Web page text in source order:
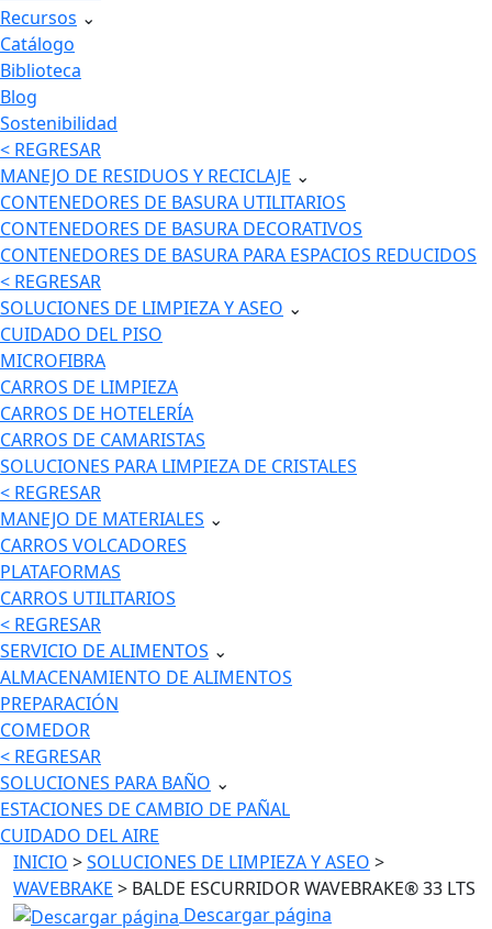
Recursos ⌄
Catálogo
Biblioteca
Blog
Sostenibilidad
< REGRESAR
MANEJO DE RESIDUOS Y RECICLAJE ⌄
CONTENEDORES DE BASURA UTILITARIOS
CONTENEDORES DE BASURA DECORATIVOS
CONTENEDORES DE BASURA PARA ESPACIOS REDUCIDOS
< REGRESAR
SOLUCIONES DE LIMPIEZA Y ASEO ⌄
CUIDADO DEL PISO
MICROFIBRA
CARROS DE LIMPIEZA
CARROS DE HOTELERÍA
CARROS DE CAMARISTAS
SOLUCIONES PARA LIMPIEZA DE CRISTALES
< REGRESAR
MANEJO DE MATERIALES ⌄
CARROS VOLCADORES
PLATAFORMAS
CARROS UTILITARIOS
< REGRESAR
SERVICIO DE ALIMENTOS ⌄
ALMACENAMIENTO DE ALIMENTOS
PREPARACIÓN
COMEDOR
< REGRESAR
SOLUCIONES PARA BAÑO ⌄
ESTACIONES DE CAMBIO DE PAÑAL
CUIDADO DEL AIRE
INICIO >SOLUCIONES DE LIMPIEZA Y ASEO >
WAVEBRAKE > BALDE ESCURRIDOR WAVEBRAKE® 33 LTS
Descargar página